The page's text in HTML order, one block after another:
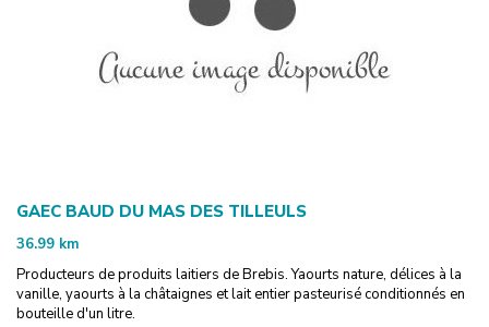
GAEC BAUD DU MAS DES TILLEULS
36.99 km
Producteurs de produits laitiers de Brebis. Yaourts nature, délices à la
vanille, yaourts à la châtaignes et lait entier pasteurisé conditionnés en
bouteille d'un litre.